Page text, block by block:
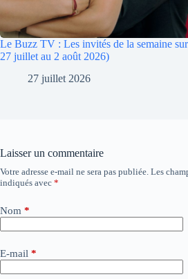
Le Buzz TV : Les invités de la semaine
27 juillet au 2 août 2026)
27 juillet 2026
Laisser un commentaire
Votre adresse e-mail ne sera pas publiée. Les
indiqués avec *
Nom *
E-mail *
A
l
e
n
a
t
i